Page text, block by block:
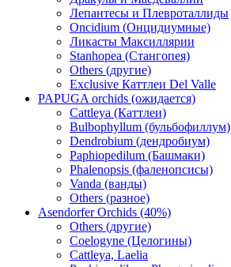
Лепантесы и Плевроталлиды
Oncidium (Онцидиумные)
Ликасты Максиллярии
Stanhopea (Стангопея)
Others (другие)
Exclusive Каттлеи Del Valle
PAPUGA orchids (ожидается)
Cattleya (Каттлеи)
Bulbophyllum (бульбофиллум)
Dendrobium (дендробиум)
Paphiopedilum (Башмаки)
Phalenopsis (фаленопсисы)
Vanda (ванды)
Others (разное)
Asendorfer Orchids (40%)
Others (другие)
Coelogyne (Целогины)
Cattleya, Laelia